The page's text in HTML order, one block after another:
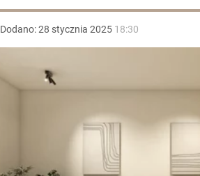
Dodano:28 stycznia 2025 18:30